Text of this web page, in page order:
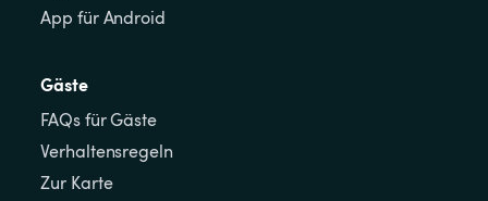
App für Android
Gäste
FAQs für Gäste
Verhaltensregeln
Zur Karte